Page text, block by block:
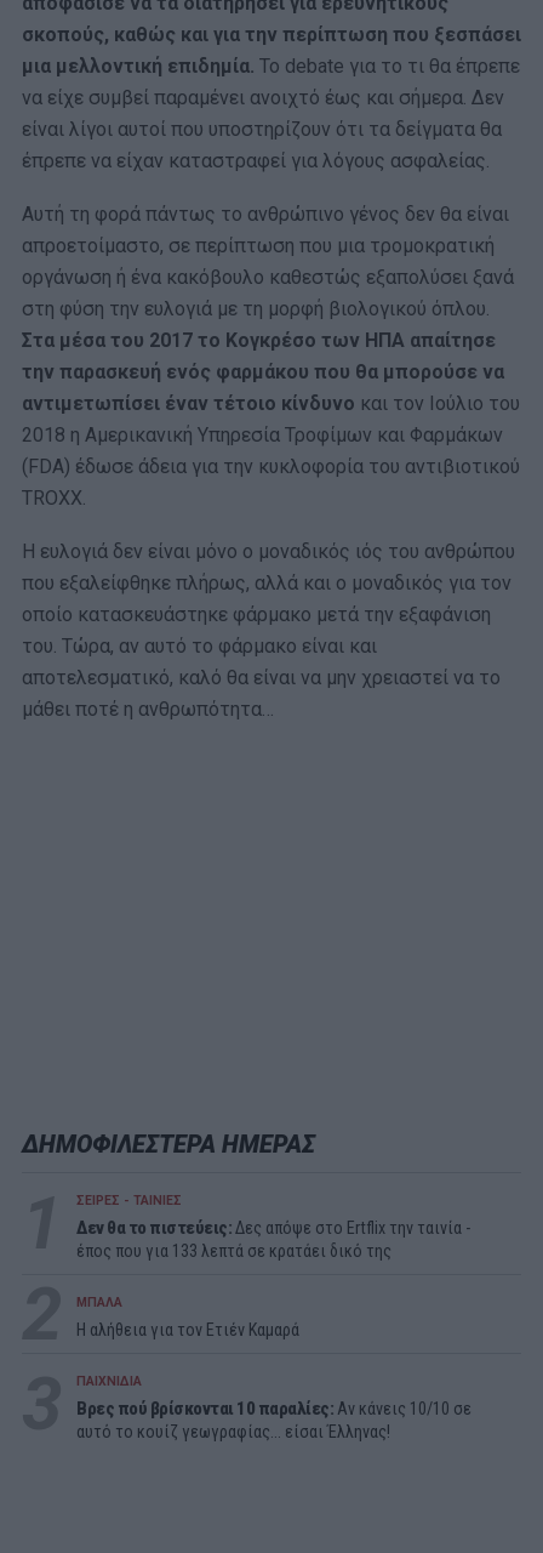
σκοπούς, καθώς και για την περίπτωση που ξεσπάσει
μια μελλοντική επιδημία. Το debate για το τι θα έπρεπε
να είχε συμβεί παραμένει ανοιχτό έως και σήμερα. Δεν
είναι λίγοι αυτοί που υποστηρίζουν ότι τα δείγματα θα
έπρεπε να είχαν καταστραφεί για λόγους ασφαλείας.
Αυτή τη φορά πάντως το ανθρώπινο γένος δεν θα είναι
απροετοίμαστο, σε περίπτωση που μια τρομοκρατική
οργάνωση ή ένα κακόβουλο καθεστώς εξαπολύσει ξανά
στη φύση την ευλογιά με τη μορφή βιολογικού όπλου.
Στα μέσα του 2017 το Κογκρέσο των ΗΠΑ απαίτησε
την παρασκευή ενός φαρμάκου που θα μπορούσε να
αντιμετωπίσει έναν τέτοιο κίνδυνο και τον Ιούλιο του
2018 η Αμερικανική Υπηρεσία Τροφίμων και Φαρμάκων
(FDA) έδωσε άδεια για την κυκλοφορία του αντιβιοτικού
TROXX.
Η ευλογιά δεν είναι μόνο ο μοναδικός ιός του ανθρώπου
που εξαλείφθηκε πλήρως, αλλά και ο μοναδικός για τον
οποίο κατασκευάστηκε φάρμακο μετά την εξαφάνιση
του. Τώρα, αν αυτό το φάρμακο είναι και
αποτελεσματικό, καλό θα είναι να μην χρειαστεί να το
μάθει ποτέ η ανθρωπότητα…
ΔΗΜΟΦΙΛΕΣΤΕΡΑ ΗΜΕΡΑΣ
ΣΕΙΡΕΣ - ΤΑΙΝΙΕΣ
Δεν θα το πιστεύεις:Δες απόψε στο Ertflix την ταινία -
έπος που για 133 λεπτά σε κρατάει δικό της
ΜΠΑΛΑ
Η αλήθεια για τον Ετιέν Καμαρά
ΠΑΙΧΝΙΔΙΑ
Βρες πού βρίσκονται 10 παραλίες: Αν κάνεις 10/10 σε
αυτό το κουίζ γεωγραφίας... είσαι Έλληνας!